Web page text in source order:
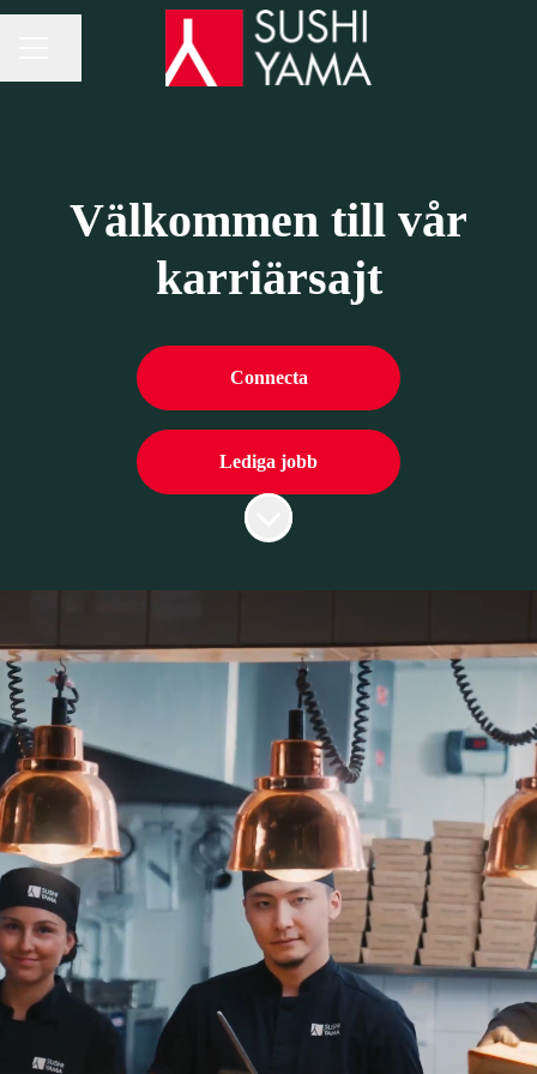
Välkommen till vår
karriärsajt
Connecta
Lediga jobb
Skrolla för mer innehåll
Founders Story